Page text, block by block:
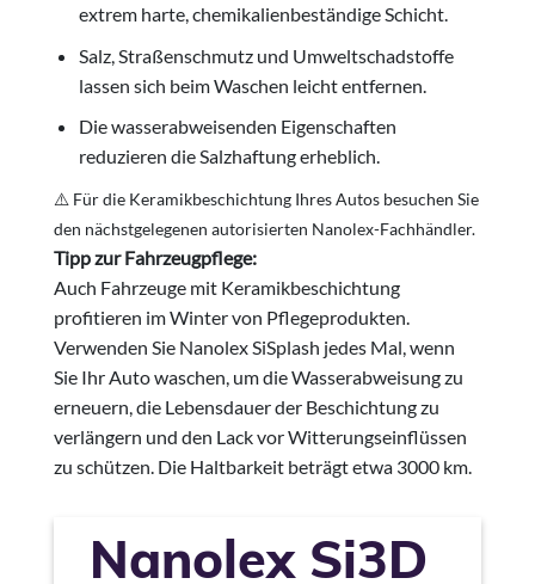
extrem harte, chemikalienbeständige Schicht.
Salz, Straßenschmutz und Umweltschadstoffe
lassen sich beim Waschen leicht entfernen.
Die wasserabweisenden Eigenschaften
reduzieren die Salzhaftung erheblich.
⚠️ Für die Keramikbeschichtung Ihres Autos besuchen Sie
den nächstgelegenen autorisierten Nanolex-Fachhändler.
Tipp zur Fahrzeugpflege:
Auch Fahrzeuge mit Keramikbeschichtung
profitieren im Winter von Pflegeprodukten.
Verwenden Sie Nanolex SiSplash jedes Mal, wenn
Sie Ihr Auto waschen, um die Wasserabweisung zu
erneuern, die Lebensdauer der Beschichtung zu
verlängern und den Lack vor Witterungseinflüssen
zu schützen. Die Haltbarkeit beträgt etwa 3000 km.
Nanolex Si3D